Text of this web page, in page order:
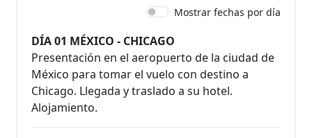
Mostrar fechas por día
DÍA 01 MÉXICO - CHICAGO
Presentación en el aeropuerto de la ciudad de
México para tomar el vuelo con destino a
Chicago. Llegada y traslado a su hotel.
Alojamiento.